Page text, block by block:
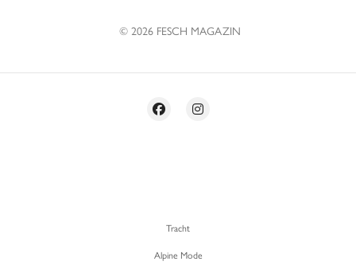
© 2026 FESCH MAGAZIN
Tracht
Alpine Mode